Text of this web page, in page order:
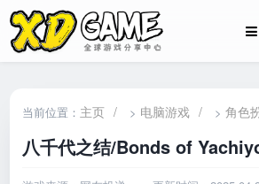
当前位置： 主页 / > 电脑游戏 / >角色
八千代之结/Bonds of